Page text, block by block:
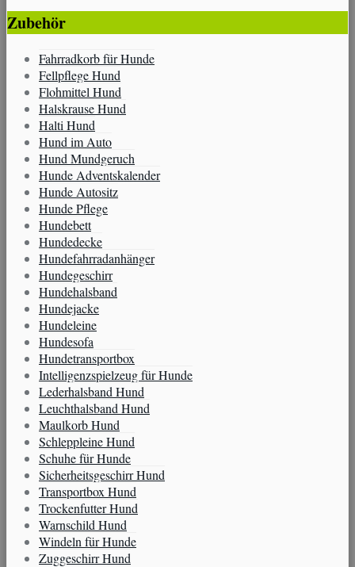
Zubehör
Fahrradkorb für Hunde
Fellpflege Hund
Flohmittel Hund
Halskrause Hund
Halti Hund
Hund im Auto
Hund Mundgeruch
Hunde Adventskalender
Hunde Autositz
Hunde Pflege
Hundebett
Hundedecke
Hundefahrradanhänger
Hundegeschirr
Hundehalsband
Hundejacke
Hundeleine
Hundesofa
Hundetransportbox
Intelligenzspielzeug für Hunde
Lederhalsband Hund
Leuchthalsband Hund
Maulkorb Hund
Schleppleine Hund
Schuhe für Hunde
Sicherheitsgeschirr Hund
Transportbox Hund
Trockenfutter Hund
Warnschild Hund
Windeln für Hunde
Zuggeschirr Hund